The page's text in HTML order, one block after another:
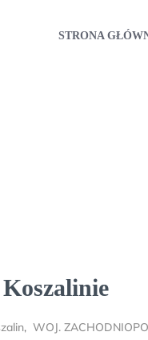
STRONA
Koszalinie
, WOJ.